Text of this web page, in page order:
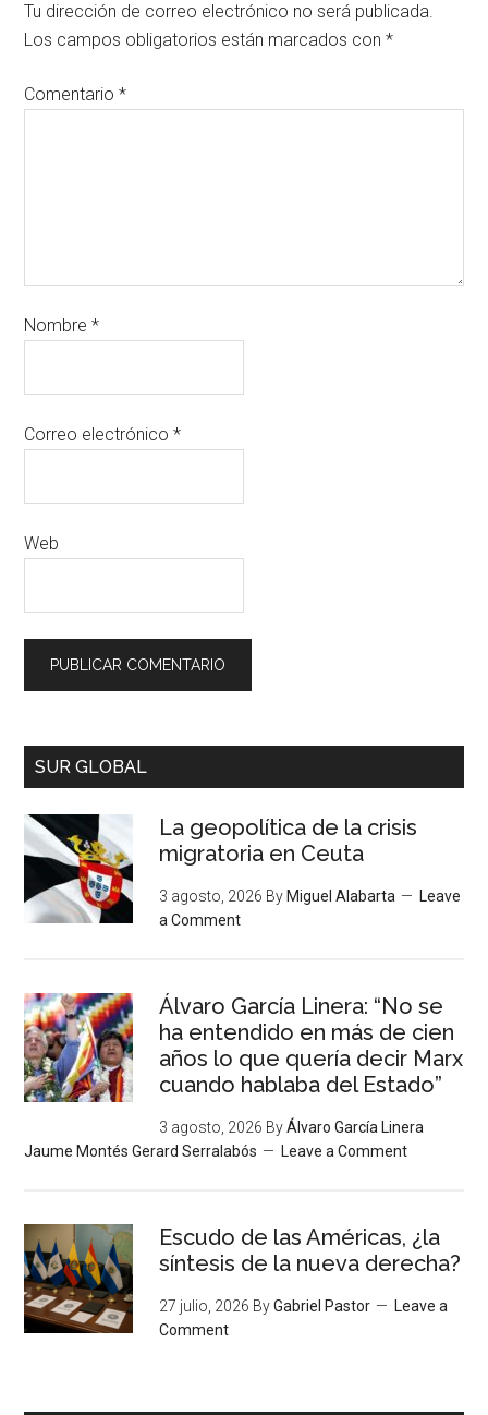
Tu dirección de correo electrónico no será publicada.
Los campos obligatorios están marcados con*
Comentario*
Nombre*
Correo electrónico*
Web
SUR GLOBAL
La geopolítica de la crisis
migratoria en Ceuta
3 agosto, 2026 By Miguel Alabarta
Leave
a Comment
Álvaro García Linera: “No se
ha entendido en más de cien
años lo que quería decir Marx
cuando hablaba del Estado”
3 agosto, 2026 ByÁlvaro García Linera
Jaume Montés Gerard Serralabós
Leave a Comment
Escudo de las Américas, ¿la
síntesis de la nueva derecha?
27 julio, 2026 ByGabriel Pastor
Leave a
Comment